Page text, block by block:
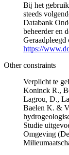
Bij het
steeds
Databank
beheerder en
https://
Other constraints
Verplicht te
Koninck R.,
Lagrou, D.,
Baelen K. &
Studie
Omgeving